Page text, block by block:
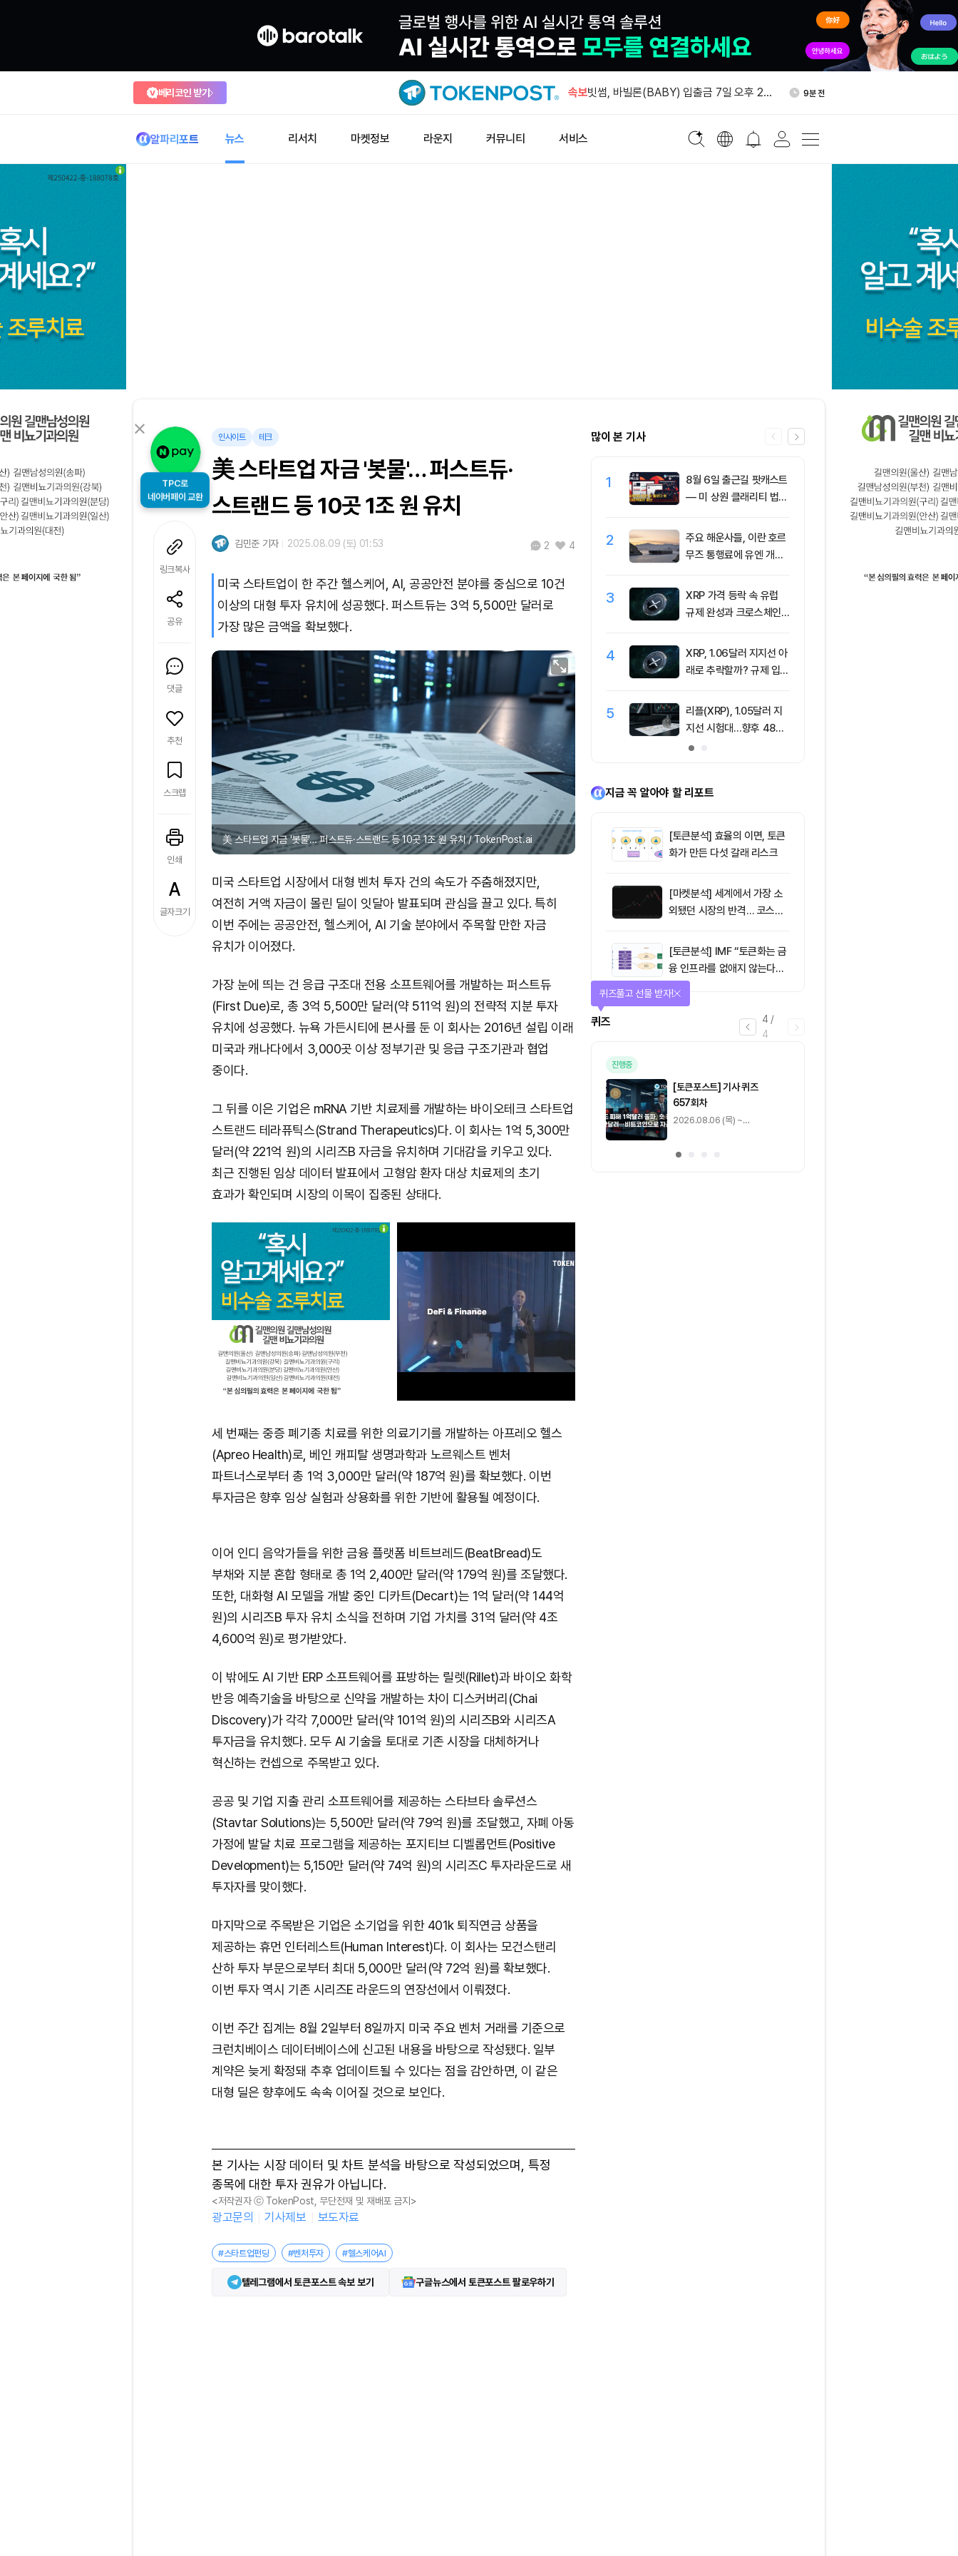
베리코인 받기 속보
월드체인, 8월 17일 EIP-7928 접근 목
55분 전
빗썸, 바빌론(BABY) 입출금 7일 오후 2
9분 전
알파리포트 뉴스 리서치 마켓정보 라운지 커뮤니티 서비스
TPC로
네이버페이 교환
링크복사
공유
댓글
추천
스크랩
인쇄
글자크기
인사이트 테크
美 스타트업 자금 '봇물'… 퍼스트듀·
스트랜드 등 10곳 1조 원 유치
김민준 기자 2025.08.09 (토) 01:53 2 4
미국 스타트업이 한 주간 헬스케어, AI, 공공안전 분야를 중심으로 10건
이상의 대형 투자 유치에 성공했다. 퍼스트듀는 3억 5,500만 달러로
가장 많은 금액을 확보했다.
美 스타트업 자금 '봇물'… 퍼스트듀·스트랜드 등 10곳 1조 원 유치 / TokenPost.ai
미국 스타트업 시장에서 대형 벤처 투자 건의 속도가 주춤해졌지만,
여전히 거액 자금이 몰린 딜이 잇달아 발표되며 관심을 끌고 있다. 특히
이번 주에는 공공안전, 헬스케어, AI 기술 분야에서 주목할 만한 자금
유치가 이어졌다.
가장 눈에 띄는 건 응급 구조대 전용 소프트웨어를 개발하는 퍼스트듀
(First Due)로, 총 3억 5,500만 달러(약 511억 원)의 전략적 지분 투자
유치에 성공했다. 뉴욕 가든시티에 본사를 둔 이 회사는 2016년 설립 이래
미국과 캐나다에서 3,000곳 이상 정부기관 및 응급 구조기관과 협업
중이다.
그 뒤를 이은 기업은 mRNA 기반 치료제를 개발하는 바이오테크 스타트업
스트랜드 테라퓨틱스(Strand Therapeutics)다. 이 회사는 1억 5,300만
달러(약 221억 원)의 시리즈B 자금을 유치하며 기대감을 키우고 있다.
최근 진행된 임상 데이터 발표에서 고형암 환자 대상 치료제의 초기
효과가 확인되며 시장의 이목이 집중된 상태다.
세 번째는 중증 폐기종 치료를 위한 의료기기를 개발하는 아프레오 헬스
(Apreo Health)로, 베인 캐피탈 생명과학과 노르웨스트 벤처
파트너스로부터 총 1억 3,000만 달러(약 187억 원)를 확보했다. 이번
투자금은 향후 임상 실험과 상용화를 위한 기반에 활용될 예정이다.
이어 인디 음악가들을 위한 금융 플랫폼 비트브레드(BeatBread)도
부채와 지분 혼합 형태로 총 1억 2,400만 달러(약 179억 원)를 조달했다.
또한, 대화형 AI 모델을 개발 중인 디카트(Decart)는 1억 달러(약 144억
원)의 시리즈B 투자 유치 소식을 전하며 기업 가치를 31억 달러(약 4조
4,600억 원)로 평가받았다.
이 밖에도 AI 기반 ERP 소프트웨어를 표방하는 릴렛(Rillet)과 바이오 화학
반응 예측기술을 바탕으로 신약을 개발하는 차이 디스커버리(Chai
Discovery)가 각각 7,000만 달러(약 101억 원)의 시리즈B와 시리즈A
투자금을 유치했다. 모두 AI 기술을 토대로 기존 시장을 대체하거나
혁신하는 컨셉으로 주목받고 있다.
공공 및 기업 지출 관리 소프트웨어를 제공하는 스타브타 솔루션스
(Stavtar Solutions)는 5,500만 달러(약 79억 원)를 조달했고, 자폐 아동
가정에 발달 치료 프로그램을 제공하는 포지티브 디벨롭먼트(Positive
Development)는 5,150만 달러(약 74억 원)의 시리즈C 투자라운드로 새
투자자를 맞이했다.
마지막으로 주목받은 기업은 소기업을 위한 401k 퇴직연금 상품을
제공하는 휴먼 인터레스트(Human Interest)다. 이 회사는 모건스탠리
산하 투자 부문으로부터 최대 5,000만 달러(약 72억 원)를 확보했다.
이번 투자 역시 기존 시리즈E 라운드의 연장선에서 이뤄졌다.
이번 주간 집계는 8월 2일부터 8일까지 미국 주요 벤처 거래를 기준으로
크런치베이스 데이터베이스에 신고된 내용을 바탕으로 작성됐다. 일부
계약은 늦게 확정돼 추후 업데이트될 수 있다는 점을 감안하면, 이 같은
대형 딜은 향후에도 속속 이어질 것으로 보인다.
본 기사는 시장 데이터 및 차트 분석을 바탕으로 작성되었으며, 특정
종목에 대한 투자 권유가 아닙니다.
<저작권자 ⓒ TokenPost, 무단전재 및 재배포 금지>
광고문의 기사제보 보도자료
#스타트업펀딩 #벤처투자 #헬스케어AI
텔레그램에서 토큰포스트 속보 보기 구글뉴스에서 토큰포스트 팔로우하기
많이 본 기사
1
8월 6일 출근길 팟캐스트
— 미 상원 클래리티 법안
리움 반등 속 숏 청산 2.3
5억달러
2
주요 해운사들, 이란 호르
무즈 통행료에 유엔 개입
3
XRP 가격 등락 속 유럽
규제 완성과 크로스체인
4
XRP, 1.06달러 지지선 아
래로 추락할까? 규제 입법
5
리플(XRP), 1.05달러 지
지선 시험대…향후 48시
간이 분기점 될까
[크립토 인앤
250만 달러,
달러 이탈
ETF스토어
교육 필요성
지금 꼭 알아야 할 리포트
[토큰분석] 효율의 이면, 토큰
화가 만든 다섯 갈래 리스크
[마켓분석] 세계에서 가장 소
외됐던 시장의 반격… 코스피
[토큰분석] IMF “토큰화는 금
융 인프라를 없애지 않는다…
‘하이브리드 FMI’로 재편할
4 /
4
퀴즈
퀴즈풀고 선물 받자!
진행중
[토큰포스트] 기사 퀴즈
657회차
2026.08.06 (목) ~